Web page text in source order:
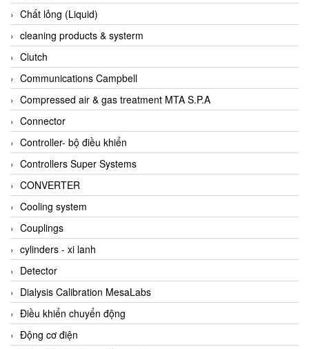
AI-Tek Vietnam
Akerstroms Viet Nam
AKO Armaturen & Separationstechnik
AKO Armaturen & Separationstechnik Vietnam
AKUSENSE
ALA OFFICINE SPA
Albrecht-Automatik Viet Nam
Allen Bradley Vietnam
Alpha Moisture Vietnam
Alpha-Achem Vietnam
Alphino
ALRE-IT Vietnam
Altech
Amarillo Gear
Ametek
AMPTRON Vietnam
Chất lỏng (Liquid)
cleaning products & systerm
Clutch
Communications Campbell
Compressed air & gas treatment MTA S.P.A
Connector
Controller- bộ điều khiển
Controllers Super Systems
CONVERTER
Cooling system
Couplings
cylinders - xi lanh
Detector
Dialysis Calibration MesaLabs
Điều khiển chuyển động
Động cơ điện